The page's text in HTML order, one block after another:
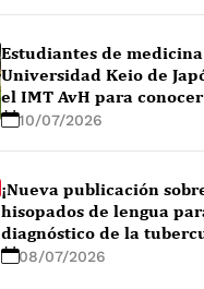
Estudiantes de
Universidad Keio de
el IMT AvH para
de investigación
10/07/2026
¡Nueva publicación
hisopados de lengua
diagnóstico de la
08/07/2026